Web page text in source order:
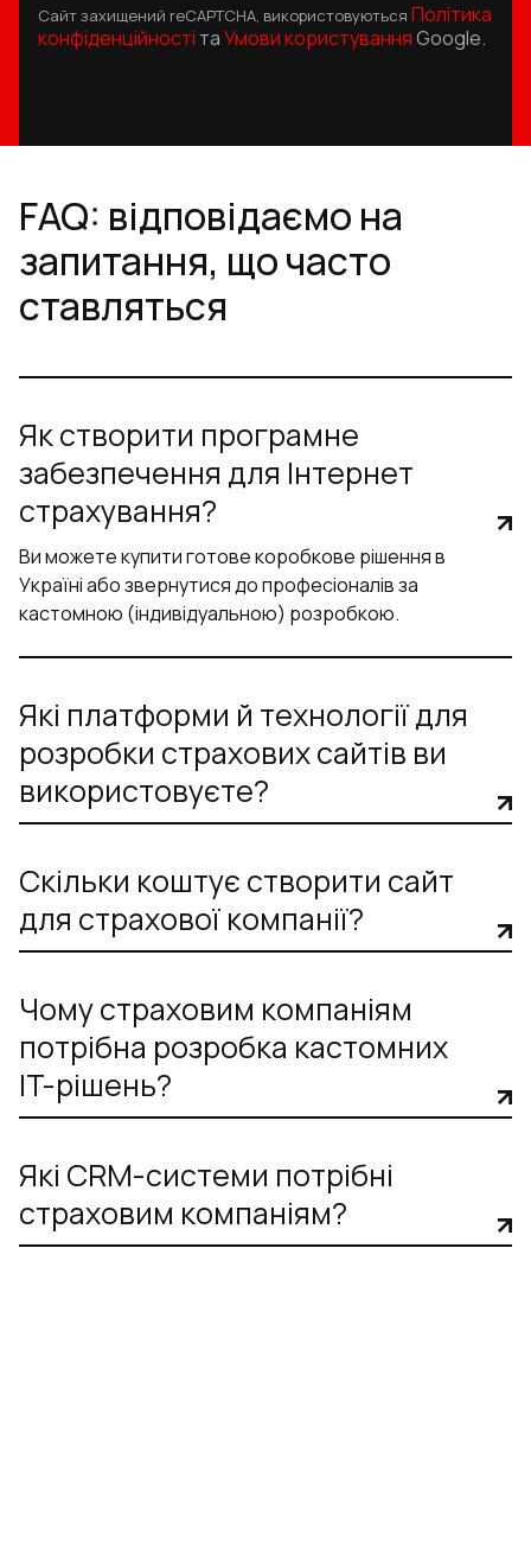
Сайт захищений reCAPTCHA, використовуються Політика
конфіденційності таУмови користуванняGoogle.
FAQ: відповідаємо на
запитання, що часто
ставляться
Як створити програмне
забезпечення для Інтернет
страхування?
Ви можете купити готове коробкове рішення в
Україні або звернутися до професіоналів за
кастомною (індивідуальною) розробкою.
Які платформи й технології для
розробки страхових сайтів ви
використовуєте?
Скільки коштує створити сайт
для страхової компанії?
Чому страховим компаніям
потрібна розробка кастомних
IT-рішень?
Які CRM-системи потрібні
страховим компаніям?